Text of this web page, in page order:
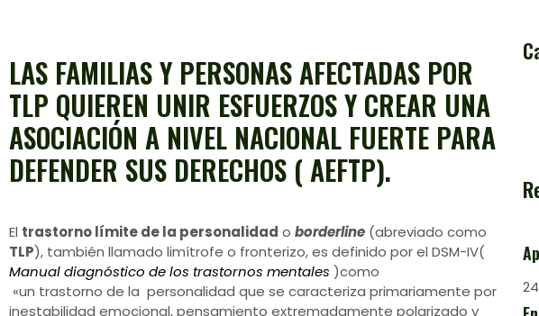
LAS FAMILIAS Y PERSONAS AFECTADAS POR
TLP QUIEREN UNIR ESFUERZOS Y CREAR UNA
ASOCIACIÓN A NIVEL NACIONAL FUERTE PARA
DEFENDER SUS DERECHOS ( AEFTP).
El trastorno límite de la personalidad o borderline (abreviado como
TLP), también llamado limítrofe o fronterizo, es definido por el DSM-IV(
Manual diagnóstico de los trastornos mentales )como
«un trastorno de la personalidad que se caracteriza primariamente por
inestabilidad emocional, pensamiento extremadamente polarizado y